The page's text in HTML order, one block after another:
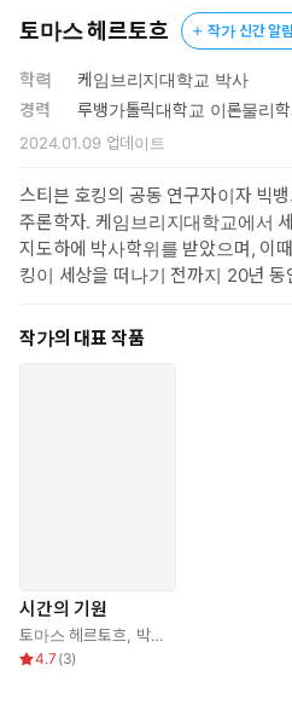
토마스 헤르토흐 작가 신간 알
학력
케임브리지대학교 박사
경력
루뱅가톨릭대학교 이론물리
2024.01.09 업데이트
스티븐 호킹의 공동 연구자이자 빅
주론학자. 케임브리지대학교에서
지도하에 박사학위를 받았으며, 이
킹이 세상을 떠나기 전까지 20년 동
에서 몇 년에 걸쳐 우주가 어떻게 생
는지 파고든 끝에, 양자물리학의
작가의 대표 작품
시간의 기원
토마스 헤르토흐 박병철
4.7 (3)